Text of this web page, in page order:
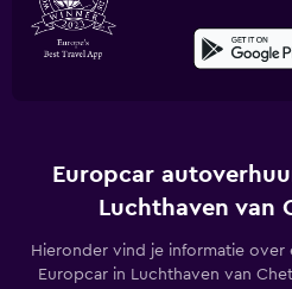
Europcar
Luchthaven van
Hieronder vind je informatie over
Europcar in Luchthaven van